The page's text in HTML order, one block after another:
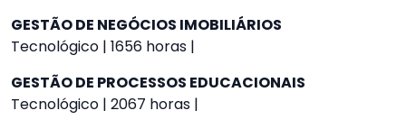
GESTÃO DE NEGÓCIOS IMOBILIÁRIOS
Tecnológico | 1656 horas |
GESTÃO DE PROCESSOS EDUCACIONAIS
Tecnológico | 2067 horas |